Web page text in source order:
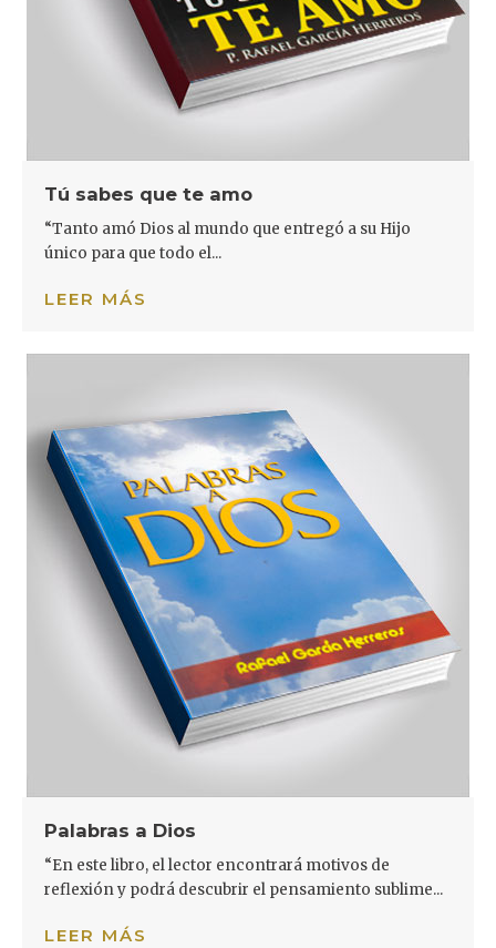
Tú sabes que te amo
“Tanto amó Dios al mundo que entregó a su Hijo
único para que todo el...
LEER MÁS
Palabras a Dios
“En este libro, el lector encontrará motivos de
reflexión y podrá descubrir el pensamiento sublime...
LEER MÁS